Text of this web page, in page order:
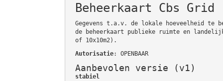
Beheerkaart Cbs Grid
Gegevens t.a.v. de lokale hoeveelheid te
de beheerkaart publieke ruimte en landelijk
of 10x10m2).
Autorisatie: OPENBAAR
Aanbevolen versie (v1)
stabiel